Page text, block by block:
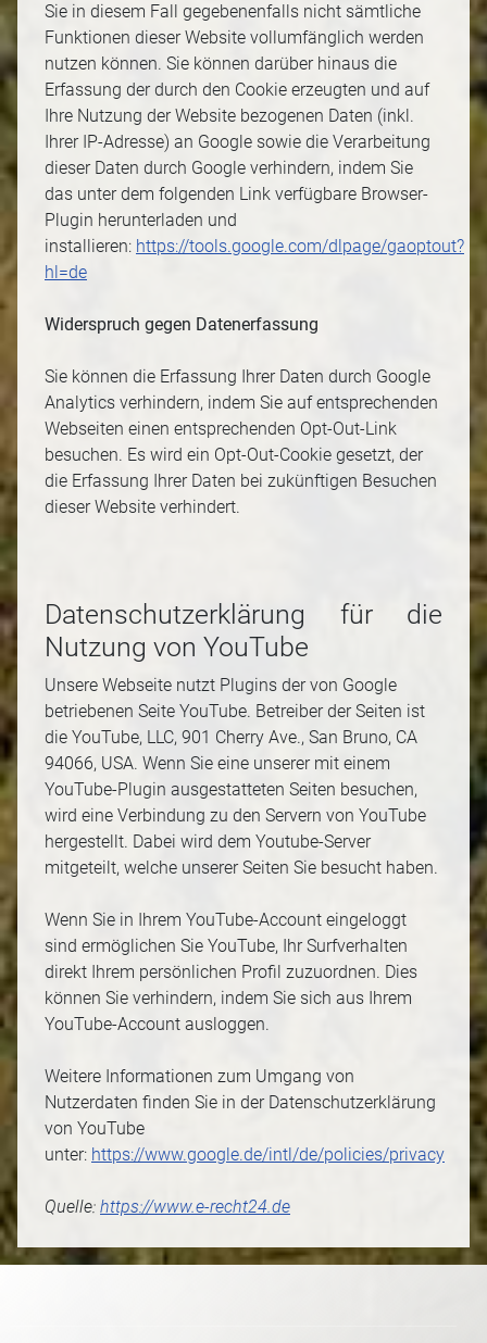
Sie in diesem Fall gegebenenfalls nicht sämtliche
Funktionen dieser Website vollumfänglich werden
nutzen können. Sie können darüber hinaus die
Erfassung der durch den Cookie erzeugten und auf
Ihre Nutzung der Website bezogenen Daten (inkl.
Ihrer IP-Adresse) an Google sowie die Verarbeitung
dieser Daten durch Google verhindern, indem Sie
das unter dem folgenden Link verfügbare Browser-
Plugin herunterladen und
installieren: https://tools.google.com/dlpage/gaoptout?
hl=de
Widerspruch gegen Datenerfassung
Sie können die Erfassung Ihrer Daten durch Google
Analytics verhindern, indem Sie auf entsprechenden
Webseiten einen entsprechenden Opt-Out-Link
besuchen. Es wird ein Opt-Out-Cookie gesetzt, der
die Erfassung Ihrer Daten bei zukünftigen Besuchen
dieser Website verhindert.
Datenschutzerklärung für die
Nutzung von YouTube
Unsere Webseite nutzt Plugins der von Google
betriebenen Seite YouTube. Betreiber der Seiten ist
die YouTube, LLC, 901 Cherry Ave., San Bruno, CA
94066, USA. Wenn Sie eine unserer mit einem
YouTube-Plugin ausgestatteten Seiten besuchen,
wird eine Verbindung zu den Servern von YouTube
hergestellt. Dabei wird dem Youtube-Server
mitgeteilt, welche unserer Seiten Sie besucht haben.
Wenn Sie in Ihrem YouTube-Account eingeloggt
sind ermöglichen Sie YouTube, Ihr Surfverhalten
direkt Ihrem persönlichen Profil zuzuordnen. Dies
können Sie verhindern, indem Sie sich aus Ihrem
YouTube-Account ausloggen.
Weitere Informationen zum Umgang von
Nutzerdaten finden Sie in der Datenschutzerklärung
von YouTube
unter: https://www.google.de/intl/de/policies/privacy
Quelle: https://www.e-recht24.de